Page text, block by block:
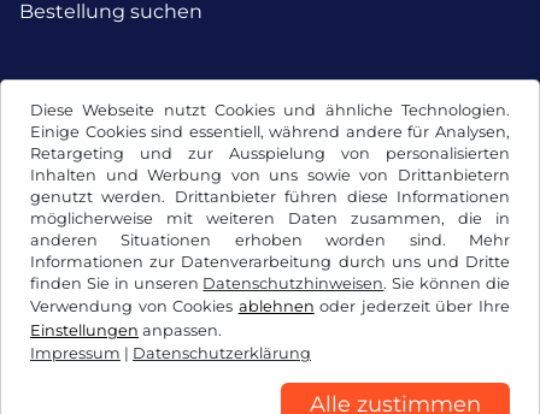
Diese Webseite nutzt Cookies und ähnliche Technologien.
Einige Cookies sind essentiell, während andere für Analysen,
Retargeting und zur Ausspielung von personalisierten
Inhalten und Werbung von uns sowie von Drittanbietern
genutzt werden. Drittanbieter führen diese Informationen
möglicherweise mit weiteren Daten zusammen, die in
anderen Situationen erhoben worden sind. Mehr
Informationen zur Datenverarbeitung durch uns und Dritte
finden Sie in unseren Datenschutzhinweisen. Sie können die
Verwendung von Cookies ablehnen oder jederzeit über Ihre
Einstellungen anpassen.
Impressum | Datenschutzerklärung
Alle zustimmen
Bestellung suchen
AGB / Widerrufsrecht
Datenschutzerklärung
Impressum